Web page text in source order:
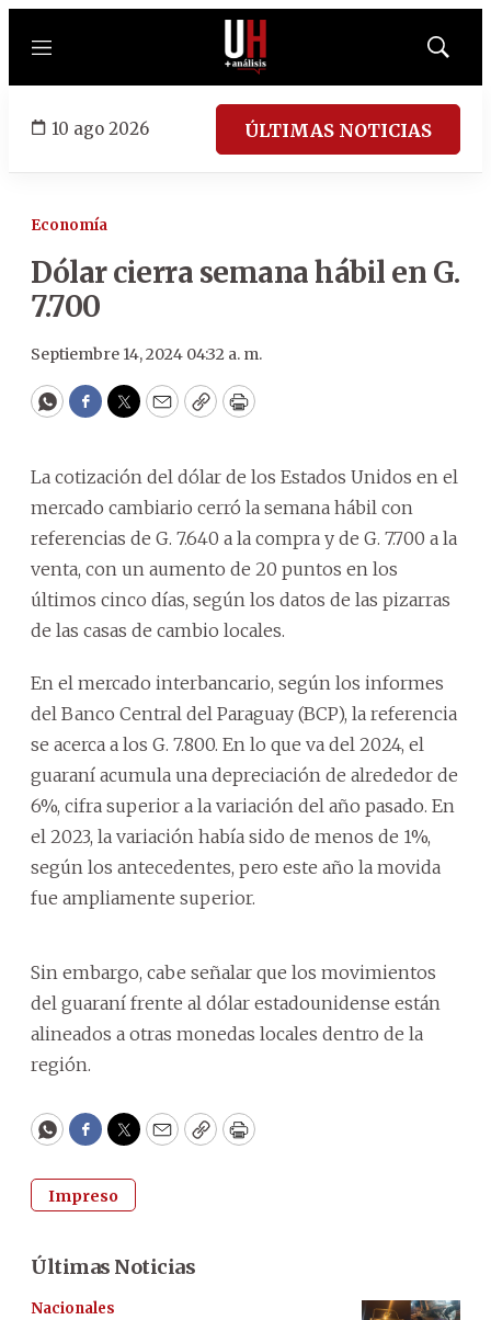
Menú
Mostrar
10 ago 2026 ÚLTIMAS NOTICIAS
Economía
Dólar cierra semana hábil en G.
7.700
Septiembre 14, 2024 04:32 a. m.
WhatsApp
Facebook
Twitter
EmailCopyPrint
La cotización del dólar de los Estados Unidos en el
mercado cambiario cerró la semana hábil con
referencias de G. 7.640 a la compra y de G. 7.700 a la
venta, con un aumento de 20 puntos en los
últimos cinco días, según los datos de las pizarras
de las casas de cambio locales.
En el mercado interbancario, según los informes
del Banco Central del Paraguay (BCP), la referencia
se acerca a los G. 7.800. En lo que va del 2024, el
guaraní acumula una depreciación de alrededor de
6%, cifra superior a la variación del año pasado. En
el 2023, la variación había sido de menos de 1%,
según los antecedentes, pero este año la movida
fue ampliamente superior.
Sin embargo, cabe señalar que los movimientos
del guaraní frente al dólar estadounidense están
alineados a otras monedas locales dentro de la
región.
WhatsApp
Facebook
Twitter
EmailCopyPrint
Impreso
Últimas Noticias
Nacionales